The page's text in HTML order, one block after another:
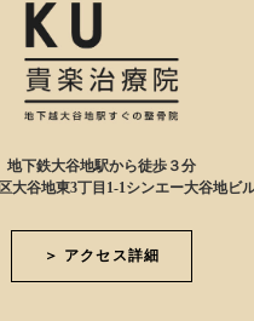
地下鉄大谷地駅から徒歩３分
大谷地東3丁目1-1シンエー大谷地ビ
＞ アクセス詳細